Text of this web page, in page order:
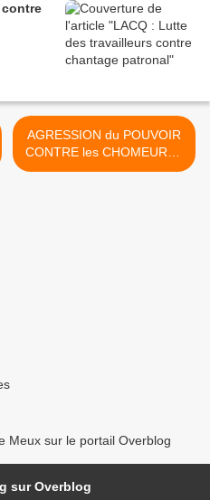
AGRESSION du POUVOIR
CONTRE les CHOMEURS :
ça ne passe toujours pas !
Meux sur le portail Overblog
sur Overblog